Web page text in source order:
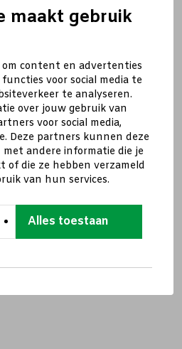
maakt gebruik
om content en advertenties
voor social media te
te analyseren.
over jouw gebruik van
voor social media,
Deze partners kunnen deze
met andere informatie die je
of die ze hebben verzameld
van hun services.
Alles toestaan